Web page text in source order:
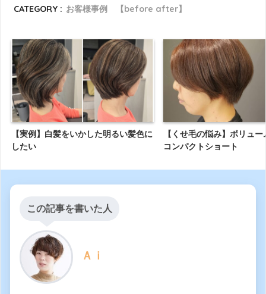
CATEGORY : お客様事例 【before after】
【実例】白髪をいかした明るい髪色に
したい
【くせ毛の悩み】ボリュ
コンパクトショート
この記事を書いた人
Ａｉ